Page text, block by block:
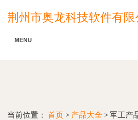
荆州市奥龙科技软件有限
MENU
当前位置： 首页 > 产品大全 > 军工产